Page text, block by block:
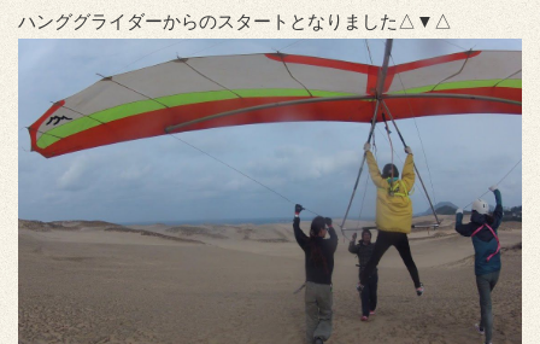
ハンググライダーからのスタートとなりました△▼△